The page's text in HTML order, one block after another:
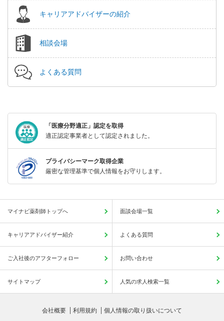
キャリアアドバイザーの紹介
相談会場
よくある質問
「医療分野適正」認定を取得
適正認定事業者として認定されました。
プライバシーマーク取得企業
厳密な管理基準で個人情報をお守りします。
マイナビ薬剤師トップへ 面談会場一覧
キャリアアドバイザー紹介 よくある質問
ご入社後のアフターフォロー お問い合わせ
サイトマップ 人気の求人検索一覧
会社概要 利用規約 個人情報の取り扱いについて